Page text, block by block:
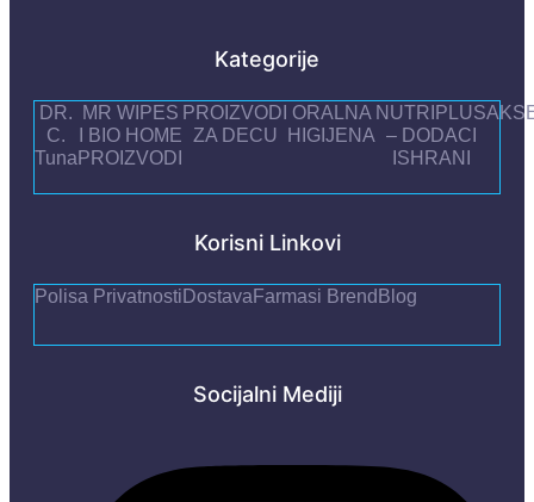
Kategorije
DR.
C.
Tuna
MR WIPES
I BIO HOME
PROIZVODI
PROIZVODI
ZA DECU
ORALNA
HIGIJENA
NUTRIPLUS
– DODACI
ISHRANI
Korisni Linkovi
Polisa Privatnosti Dostava Farmasi Brend Blog
Socijalni Mediji